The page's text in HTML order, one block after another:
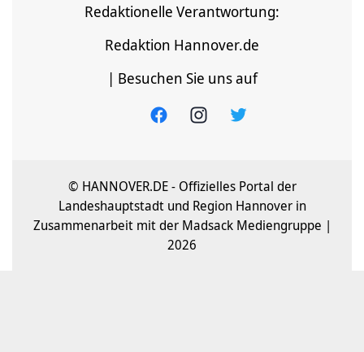
Redaktionelle Verantwortung:
Redaktion Hannover.de
| Besuchen Sie uns auf
© HANNOVER.DE - Offizielles Portal der
Landeshauptstadt und Region Hannover in
Zusammenarbeit mit der Madsack Mediengruppe |
2026